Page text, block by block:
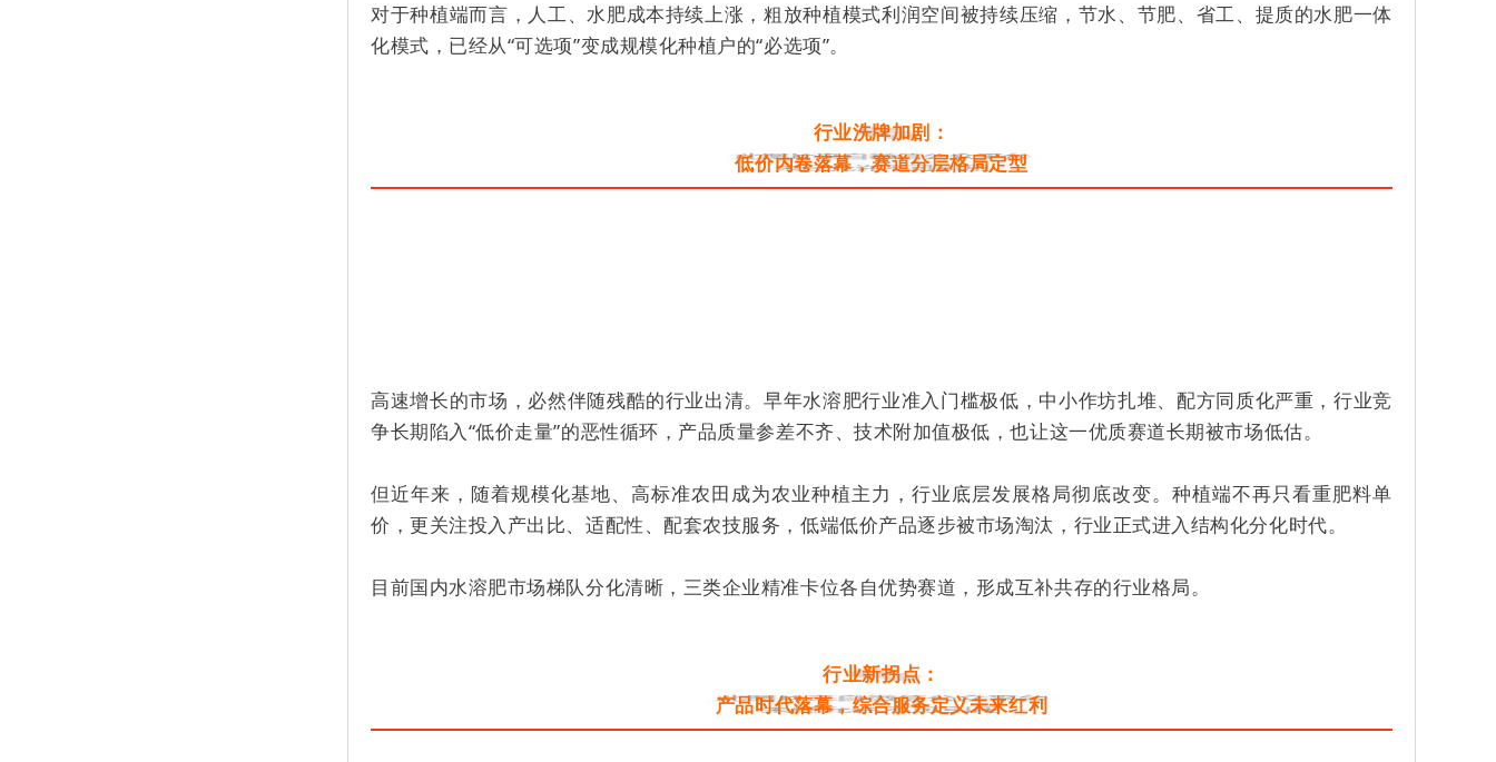
对于种植端而言，人工、水肥成本持续上涨，粗放种植模式利润空间被持续压缩，节水、节肥、省工、提质的水肥一体
化模式，已经从“可选项”变成规模化种植户的“必选项”。
行业洗牌加剧：
低价内卷落幕，赛道分层格局定型
高速增长的市场，必然伴随残酷的行业出清。早年水溶肥行业准入门槛极低，中小作坊扎堆、配方同质化严重，行业竞
争长期陷入“低价走量”的恶性循环，产品质量参差不齐、技术附加值极低，也让这一优质赛道长期被市场低估。
但近年来，随着规模化基地、高标准农田成为农业种植主力，行业底层发展格局彻底改变。种植端不再只看重肥料单
价，更关注投入产出比、适配性、配套农技服务，低端低价产品逐步被市场淘汰，行业正式进入结构化分化时代。
目前国内水溶肥市场梯队分化清晰，三类企业精准卡位各自优势赛道，形成互补共存的行业格局。
行业新拐点：
产品时代落幕，综合服务定义未来红利